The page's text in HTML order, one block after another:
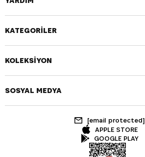
KATEGORİLER
KOLEKSİYON
SOSYAL MEDYA
[email protected]
APPLE STORE
GOOGLE PLAY